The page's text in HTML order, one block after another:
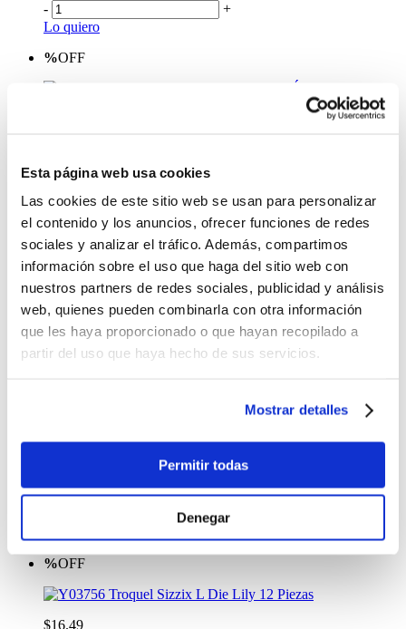
Esta página web usa cookies
Las cookies de este sitio web se usan para personalizar
el contenido y los anuncios, ofrecer funciones de redes
sociales y analizar el tráfico. Además, compartimos
información sobre el uso que haga del sitio web con
nuestros partners de redes sociales, publicidad y análisis
web, quienes pueden combinarla con otra información
que les haya proporcionado o que hayan recopilado a
partir del uso que haya hecho de sus servicios.
Mostrar detalles
Permitir todas
Denegar
-
+
Lo quiero
%OFF
-
Lo quiero
%OFF
Set de Troquel Sizzix Dulces 5 Piezas
$8.50
Antes:
-
Antes:
+
%OFF
Troquel Sizzix L Die Lily 12 Piezas
$16.49